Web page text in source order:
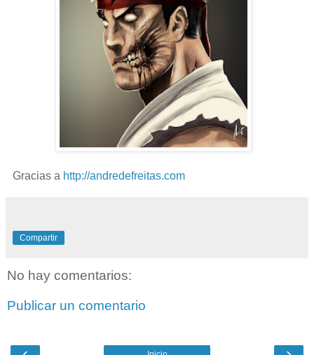
Gracias a http://andredefreitas.com
Compartir
No hay comentarios:
Publicar un comentario